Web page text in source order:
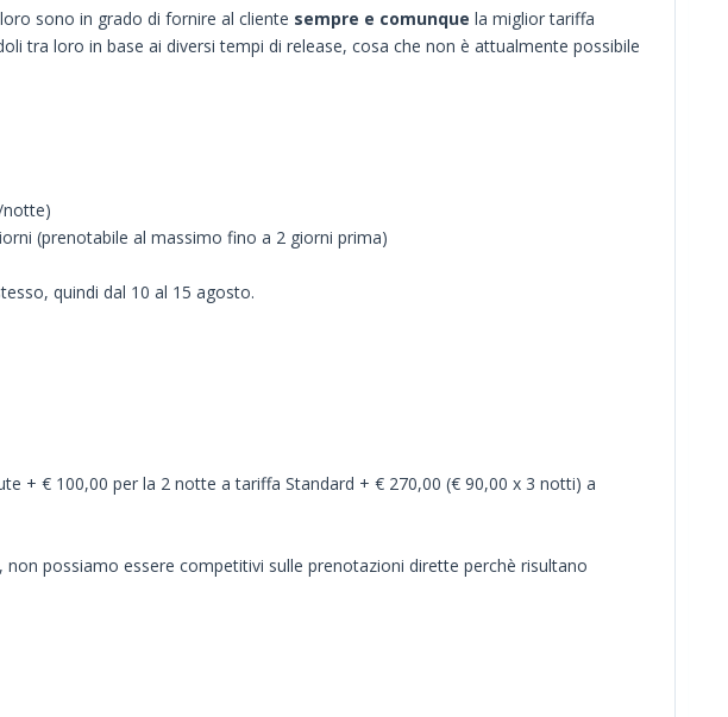
sono in grado di fornire al cliente sempre e comunque la miglior tariffa
tra loro in base ai diversi tempi di release, cosa che non è attualmente possibile
notte)
(prenotabile al massimo fino a 2 giorni prima)
quindi dal 10 al 15 agosto.
+ € 100,00 per la 2 notte a tariffa Standard + € 270,00 (€ 90,00 x 3 notti) a
possiamo essere competitivi sulle prenotazioni dirette perchè risultano